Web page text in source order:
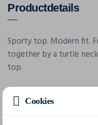
Productdetails
Sporty top. Modern fit.
together by a turtle
top.
Eigenschappen
Cookies